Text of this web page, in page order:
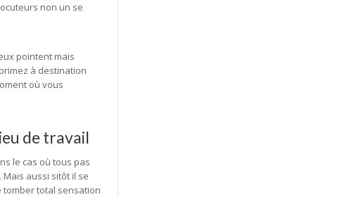
non un se
pointent mais
à destination
où vous
de travail
le cas où tous pas
aussi sitôt il se
tomber total sensation